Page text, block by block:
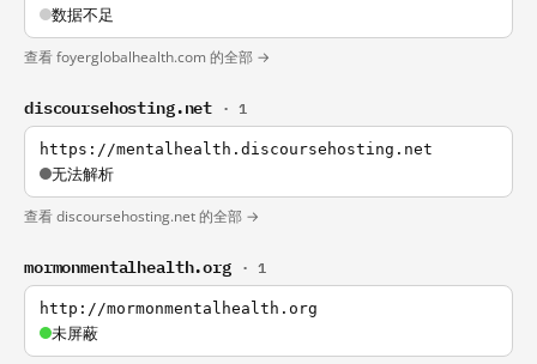
数据不足
查看 foyerglobalhealth.com 的全部 →
discoursehosting.net · 1
https://mentalhealth.discoursehosting.net
无法解析
查看 discoursehosting.net 的全部 →
mormonmentalhealth.org · 1
http://mormonmentalhealth.org
未屏蔽